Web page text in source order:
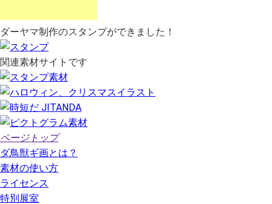
ダーヤマ制作のスタンプができました！
関連素材サイトです
ページトップ
ダ鳥獣ギ画とは？
素材の使い方
ライセンス
特別展室